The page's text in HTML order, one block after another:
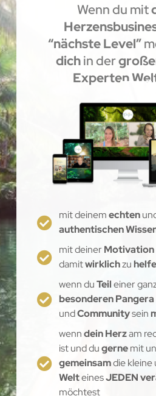
Wenn du mit
“nächste Level”
dichin der
Experten
mit deinemechten
authentischen
mit deinerMotivation
damitwirklichzu
wenn duTeileiner
besonderen Pangera
undCommunitysein
wenndein Herzam
ist und dugernemit
gemeinsamdie kleine
WelteinesJEDEN
möchtest